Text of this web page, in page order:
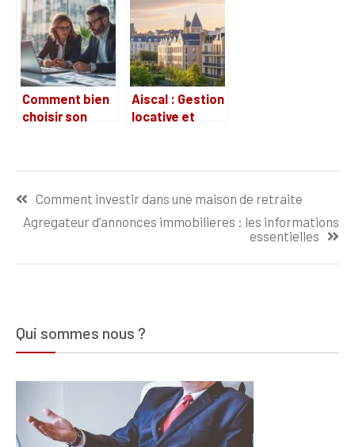
strategies pour
gerer
efficacement
les conflits
locatifs
aux nouveaux
etudiants :
Tout sur les
prelevements
automatiques
Comment bien
choisir son
professionnel
ses
investissements
Aiscal : Gestion
locative et
Caen pour
investissement
locatif
Comment investir dans une maison de retraite
Agregateur d’annonces immobilieres : les informations
essentielles
Qui sommes nous ?